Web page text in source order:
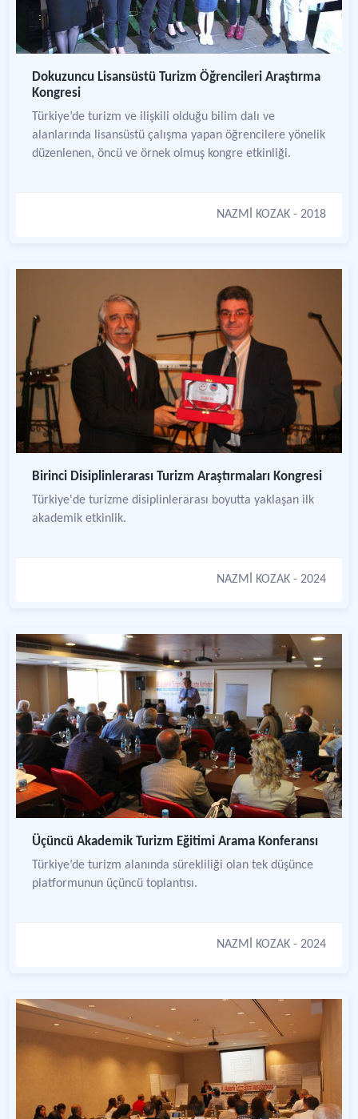
Dokuzuncu Lisansüstü Turizm Öğrencileri Araştırma
Kongresi
Türkiye’de turizm ve ilişkili olduğu bilim dalı ve
alanlarında lisansüstü çalışma yapan öğrencilere yönelik
düzenlenen, öncü ve örnek olmuş kongre etkinliği.
NAZMİ KOZAK - 2018
Birinci Disiplinlerarası Turizm Araştırmaları Kongresi
Türkiye'de turizme disiplinlerarası boyutta yaklaşan ilk
akademik etkinlik.
NAZMİ KOZAK - 2024
Üçüncü Akademik Turizm Eğitimi Arama Konferansı
Türkiye’de turizm alanında sürekliliği olan tek düşünce
platformunun üçüncü toplantısı.
NAZMİ KOZAK - 2024